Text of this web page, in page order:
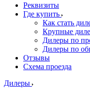
Реквизиты
Где купить
Как стать
Крупные
Дилеры по
Дилеры по
Отзывы
Схема проезда
Дилеры